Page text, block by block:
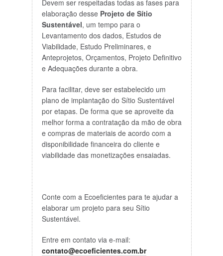
Devem ser respeitadas todas as fases para
elaboração desse Projeto de Sítio
Sustentável, um tempo para o
Levantamento dos dados, Estudos de
Viabilidade, Estudo Preliminares, e
Anteprojetos, Orçamentos, Projeto Definitivo
e Adequações durante a obra.
Para facilitar, deve ser estabelecido um
plano de implantação do Sítio Sustentável
por etapas. De forma que se aproveite da
melhor forma a contratação da mão de obra
e compras de materiais de acordo com a
disponibilidade financeira do cliente e
viabilidade das monetizações ensaiadas.
Conte com a Ecoeficientes para te ajudar a
elaborar um projeto para seu Sítio
Sustentável.
Entre em contato via e-mail:
contato@ecoeficientes.com.br